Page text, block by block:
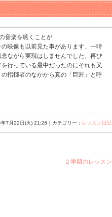
音楽を聴くことが
映像も以前見た事があります。一時
ながら実現はしませんでした。再び
行っている最中だったのにそれも又
指揮者のなかから真の「巨匠」と呼
7月22日(火) 21:26｜カテゴリー： レッスン日記
２学期のレッスン